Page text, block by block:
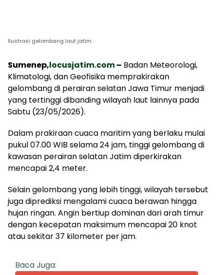
Ilustrasi gelombang laut jatim.
Sumenep,locusjatim.com– Badan Meteorologi,
Klimatologi, dan Geofisika memprakirakan
gelombang di perairan selatan Jawa Timur menjadi
yang tertinggi dibanding wilayah laut lainnya pada
Sabtu (23/05/2026).
Dalam prakiraan cuaca maritim yang berlaku mulai
pukul 07.00 WIB selama 24 jam, tinggi gelombang di
kawasan perairan selatan Jatim diperkirakan
mencapai 2,4 meter.
Selain gelombang yang lebih tinggi, wilayah tersebut
juga diprediksi mengalami cuaca berawan hingga
hujan ringan. Angin bertiup dominan dari arah timur
dengan kecepatan maksimum mencapai 20 knot
atau sekitar 37 kilometer per jam.
Baca Juga: